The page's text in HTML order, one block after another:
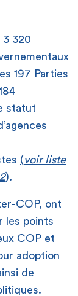
3 320
197 Parties
statut
(voir liste
).
COP, ont
les points
COP et
adoption
de